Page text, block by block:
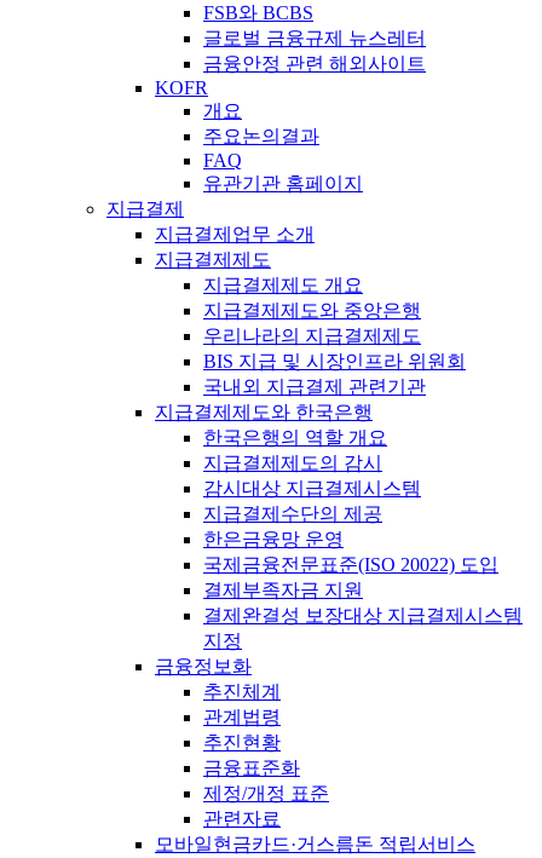
FSB와 BCBS
글로벌 금융규제 뉴스레터
금융안정 관련 해외사이트
KOFR
개요
주요논의결과
FAQ
유관기관 홈페이지
지급결제
지급결제업무 소개
지급결제제도
지급결제제도 개요
지급결제제도와 중앙은행
우리나라의 지급결제제도
BIS 지급 및 시장인프라 위원회
국내외 지급결제 관련기관
지급결제제도와 한국은행
한국은행의 역할 개요
지급결제제도의 감시
감시대상 지급결제시스템
지급결제수단의 제공
한은금융망 운영
국제금융전문표준(ISO 20022) 도입
결제부족자금 지원
결제완결성 보장대상 지급결제시스템
지정
금융정보화
추진체계
관계법령
추진현황
금융표준화
제정/개정 표준
관련자료
모바일현금카드·거스름돈 적립서비스